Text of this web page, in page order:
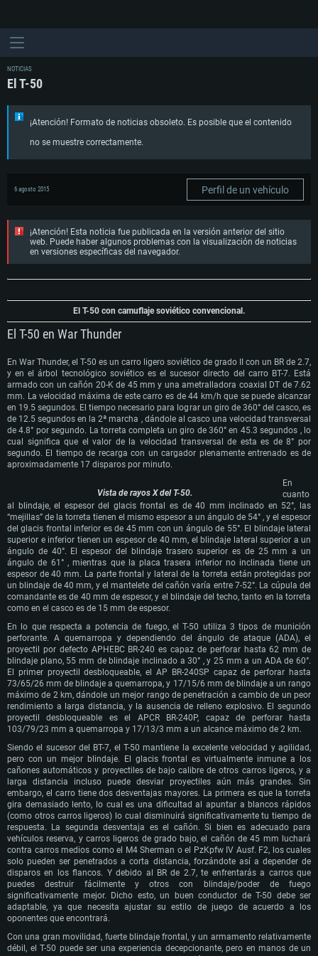
NOTICIAS
El T-50
¡Atención! Formato de noticias obsoleto. Es posible que el contenido
no se muestre correctamente.
6 agosto 2015 Perfil de un vehículo
¡Atención! Esta noticia fue publicada en la versión anterior del sitio
web. Puede haber algunos problemas con la visualización de noticias
en versiones específicas del navegador.
El T-50 con camuflaje soviético convencional.
El T-50 en War Thunder
En War Thunder, el T-50 es un carro ligero soviético de grado II con un BR de 2.7,
y en el árbol tecnológico soviético es el sucesor directo del carro BT-7. Está
armado con un cañón 20-K de 45 mm y una ametralladora coaxial DT de 7.62
mm. La velocidad máxima de este carro es de 44 km/h que se puede alcanzar
en 19.5 segundos. El tiempo necesario para lograr un giro de 360° del casco, es
de 12.5 segundos en la 2ª marcha , dándole al casco una velocidad transversal
de 4.8° por segundo. La torreta completa un giro de 360° en 45.3 segundos , lo
cual significa que el valor de la velocidad transversal de esta es de 8° por
segundo. El tiempo de recarga con un cargador plenamente entrenado es de
aproximadamente 17 disparos por minuto.
Vista de rayos X del T-50.
En
cuanto
al blindaje, el espesor del glacis frontal es de 40 mm inclinado en 52°, las
“mejillas” de la torreta tienen el mismo espesor a un ángulo de 54° , y el espesor
del glacis frontal inferior es de 45 mm con un ángulo de 55°. El blindaje lateral
superior e inferior tienen un espesor de 40 mm, el blindaje lateral superior a un
ángulo de 40°. El espesor del blindaje trasero superior es de 25 mm a un
ángulo de 61° , mientras que la placa trasera inferior no inclinada tiene un
espesor de 40 mm. La parte frontal y lateral de la torreta están protegidas por
un blindaje de 40 mm, y el mantelete del cañón varía entre 7-52°. La cúpula del
comandante es de 40 mm de espesor, y el blindaje del techo, tanto en la torreta
como en el casco es de 15 mm de espesor.
En lo que respecta a potencia de fuego, el T-50 utiliza 3 tipos de munición
perforante. A quemarropa y dependiendo del ángulo de ataque (ADA), el
proyectil por defecto APHEBC BR-240 es capaz de perforar hasta 62 mm de
blindaje plano, 55 mm de blindaje inclinado a 30° , y 25 mm a un ADA de 60°.
El primer proyectil desbloqueable, el AP BR-240SP capaz de perforar hasta
73/65/26 mm de blindaje a quemarropa, y 17/15/6 mm de blindaje a un rango
máximo de 2 km, dándole un mejor rango de penetración a cambio de un peor
rendimiento a larga distancia, y la ausencia de relleno explosivo. El segundo
proyectil desbloqueable es el APCR BR-240P, capaz de perforar hasta
103/79/23 mm a quemarropa y 17/13/3 mm a un alcance máximo de 2 km.
Siendo el sucesor del BT-7, el T-50 mantiene la excelente velocidad y agilidad,
pero con un mejor blindaje. El glacis frontal es virtualmente inmune a los
cañones automáticos y proyectiles de bajo calibre de otros carros ligeros, y a
larga distancia incluso puede desviar proyectiles aún más grandes. Sin
embargo, el carro tiene dos desventajas mayores. La primera es que la torreta
gira demasiado lento, lo cual es una dificultad al apuntar a blancos rápidos
(como otros carros ligeros) lo cual disminuirá significativamente tu tiempo de
respuesta. La segunda desventaja es el cañón. Si bien es adecuado para
vehículos reserva, y carros ligeros de grado bajo, el cañón de 45 mm luchará
contra carros medios como el M4 Sherman o el PzKpfw IV Ausf. F2, los cuales
solo pueden ser penetrados a corta distancia, forzándote así a depender de
disparos en los flancos. Y debido al BR de 2.7, te enfrentarás a carros que
puedes destruir fácilmente y otros con blindaje/poder de fuego
significativamente mejor. Dicho esto, un buen conductor de T-50 debe ser
adaptable, ya que necesita ajustar su estilo de juego de acuerdo a los
oponentes que encontrará.
Con una gran movilidad, fuerte blindaje frontal, y un armamento relativamente
débil, el T-50 puede ser una experiencia decepcionante, pero en manos de un